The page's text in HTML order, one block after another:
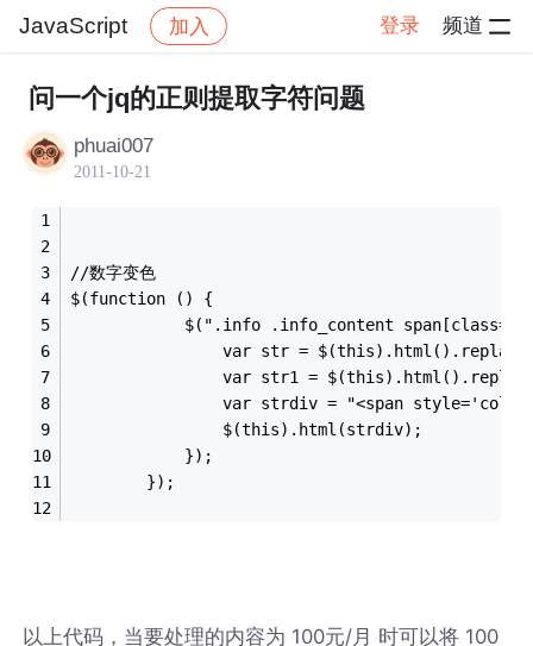
JavaScript 加入 登录 频道
社区 JavaScript 帖子详情
问一个jq的正则提取字符问题
phuai007
2011-10-21
//数字变色
$(function () {
$(".info .info_content
var str =
var str1 =
var strdiv = "<span
                $(this).html(strdiv);
            });
        });
以上代码，当要处理的内容为 100元/月 时可以将 100